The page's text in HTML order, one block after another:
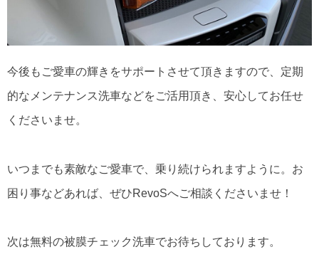
今後もご愛車の輝きをサポートさせて頂きますので、定期
的なメンテナンス洗車などをご活用頂き、安心してお任せ
くださいませ。
いつまでも素敵なご愛車で、乗り続けられますように。お
困り事などあれば、ぜひRevoSへご相談くださいませ！
次は無料の被膜チェック洗車でお待ちしております。